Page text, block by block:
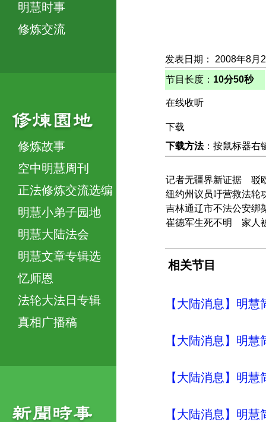
明慧时事
修炼交流
修炼故事
空中明慧周刊
正法修炼交流选编
明慧小弟子园地
明慧大陆法会
明慧文章专辑选
忆师恩
法轮大法日专辑
真相广播稿
发表日期： 2008年8月
节目长度： 10分50秒
在线收听
下载
下载方法：按鼠标器右
记者无疆界新证据 驳
纽约州议员吁营救法轮
吉林通辽市不法公安绑
崔德军生死不明 家人
相关节目
【大陆消息】明
【大陆消息】明
【大陆消息】明
【大陆消息】明